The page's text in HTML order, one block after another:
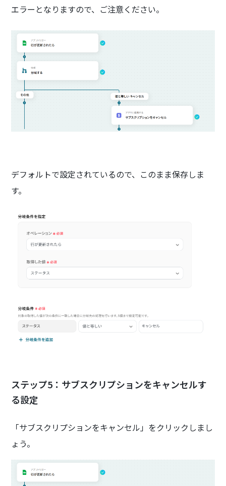
エラーとなりますので、ご注意ください。
デフォルトで設定されているので、このまま保存しま
す。
ステップ5：サブスクリプションをキャンセルす
る設定
「サブスクリプションをキャンセル」をクリックしまし
ょう。